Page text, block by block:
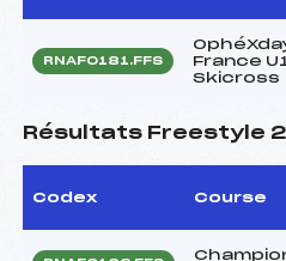
RNAF0181.FFS
France
Skicross
Résultats Freestyle
Codex Course